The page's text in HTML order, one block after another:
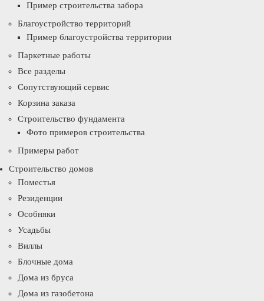
Пример строительства забора
Благоустройство территорий
Пример благоустройства территории
Паркетные работы
Все разделы
Сопутствующий сервис
Корзина заказа
Строительство фундамента
Фото примеров строительства
Примеры работ
Строительство домов
Поместья
Резиденции
Особняки
Усадьбы
Виллы
Блочные дома
Дома из бруса
Дома из газобетона